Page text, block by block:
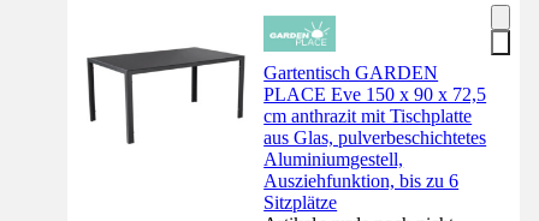
Gartentisch GARDEN
PLACE Eve 150 x 90 x 72,5
cm anthrazit mit Tischplatte
aus Glas, pulverbeschichtetes
Aluminiumgestell,
Ausziehfunktion, bis zu 6
Sitzplätze